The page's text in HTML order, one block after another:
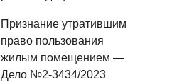
Признание утратившим
право пользования
жилым помещением —
Дело №2-3434/2023